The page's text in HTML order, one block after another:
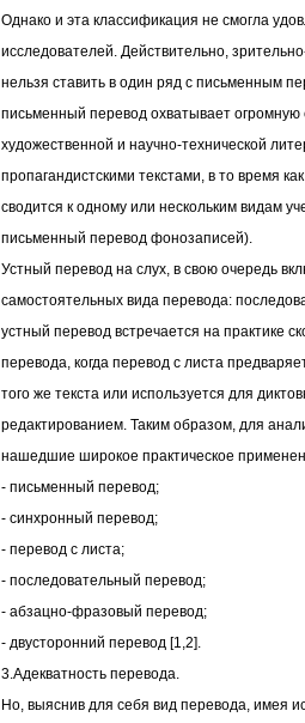
Однако и эта классификация не смогла
исследователей. Действительно,
нельзя ставить в один ряд с письменным
письменный перевод охватывает огромную
художественной и научно-технической
пропагандистскими текстами, в то время
сводится к одному или нескольким видам
письменный перевод фонозаписей).
Устный перевод на слух, в свою очередь
самостоятельных вида перевода:
устный перевод встречается на практике
перевода, когда перевод с листа
того же текста или используется для
редактированием. Таким образом, для
нашедшие широкое практическое
- письменный перевод;
- синхронный перевод;
- перевод с листа;
- последовательный перевод;
- абзацно-фразовый перевод;
- двусторонний перевод [1,2].
3.Адекватность перевода.
Но, выяснив для себя вид перевода, имея